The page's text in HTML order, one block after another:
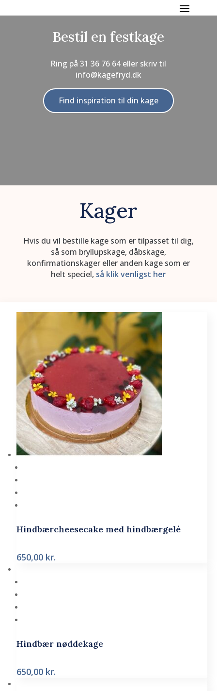
Bestil en festkage
Ring på31 36 76 64eller skriv til
info@kagefryd.dk
Find inspiration til din kage
Kager
Hvis du vil bestille kage som er tilpasset til dig,
så som bryllupskage, dåbskage,
konfirmationskager eller anden kage som er
helt speciel, så klik venligst her
Hindbærcheesecake med hindbærgelé
650,00 kr.
Hindbær nøddekage
650,00 kr.